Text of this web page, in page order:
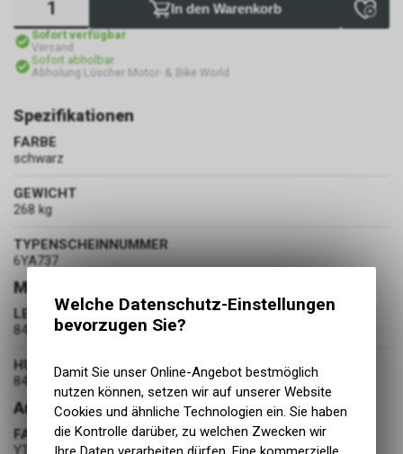
In den Warenkorb
Sofort verfügbar
Versand
Sofort abholbar
Abholung Lüscher Motor- & Bike World
Spezifikationen
FARBE
schwarz
GEWICHT
268 kg
TYPENSCHEINNUMMER
6YA737
Motor
LEISTUNG
84.6 kW
HUBRAUM
847 cm³
Ausstattung
FAHRZEUGBATTERIE
YTZ10S
Welche Datenschutz-Einstellungen
bevorzugen Sie?
Damit Sie unser Online-Angebot bestmöglich
nutzen können, setzen wir auf unserer Website
Cookies und ähnliche Technologien ein. Sie haben
die Kontrolle darüber, zu welchen Zwecken wir